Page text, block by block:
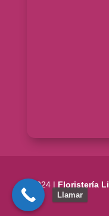
2024 | Floristería
Llamar